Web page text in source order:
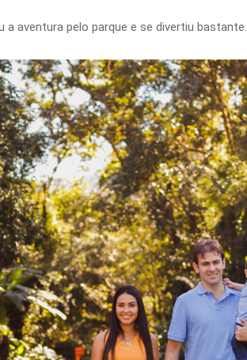
aventura pelo parque e se divertiu bastante.